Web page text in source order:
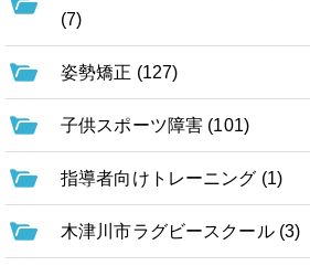
(7)
姿勢矯正 (127)
子供スポーツ障害 (101)
指導者向けトレーニング (1)
木津川市ラグビースクール (3)